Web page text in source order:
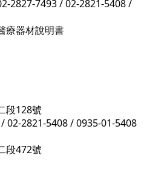
2827-7493 / 02-2821-5408 /
療器材說明書
段128號
02-2821-5408 / 0935-01-5408
段472號